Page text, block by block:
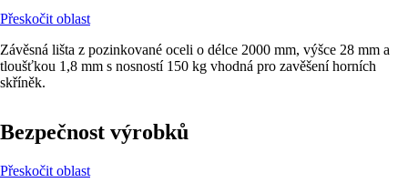
Přeskočit oblast
Závěsná lišta z pozinkované oceli o délce 2000 mm, výšce 28 mm a
tloušťkou 1,8 mm s nosností 150 kg vhodná pro zavěšení horních
skříněk.
Bezpečnost výrobků
Přeskočit oblast